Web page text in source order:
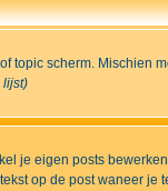
topic scherm.
lijst)
je eigen posts
op de post waneer